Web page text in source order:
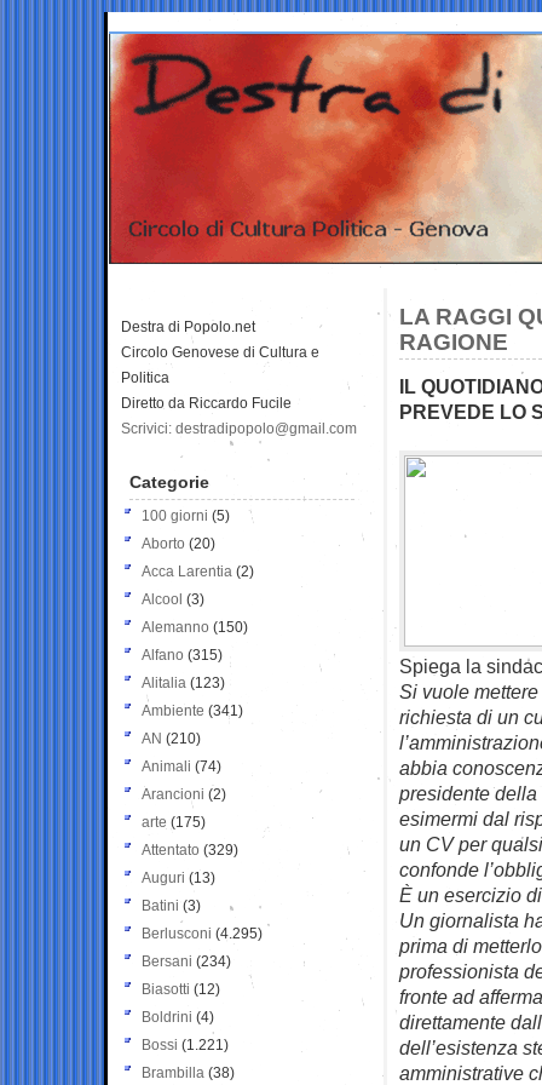
LA RAGGI
RAGIONE
IL
PREVEDE LO
Spiega la
Si vuole
richiesta di un
abbia
presidente
esimermi dal
un CV per
confonde
È un esercizio
Un giornalista
prima di
professionista
fronte ad
direttamente
dell’esistenza
amministrative
Destra di Popolo.net
Circolo Genovese di Cultura e
Politica
Diretto da Riccardo Fucile
Scrivici: destradipopolo@gmail.com
Categorie
100 giorni (5)
Aborto (20)
Acca Larentia (2)
Alcool (3)
Alemanno (150)
Alfano (315)
Alitalia (123)
Ambiente (341)
AN (210)
Animali (74)
Arancioni (2)
arte (175)
Attentato (329)
Auguri (13)
Batini (3)
Berlusconi (4.295)
Bersani (234)
Biasotti (12)
Boldrini (4)
Bossi (1.221)
Brambilla (38)